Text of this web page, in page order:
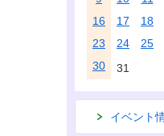
16
17 18
23
24 25
30
31
イベント